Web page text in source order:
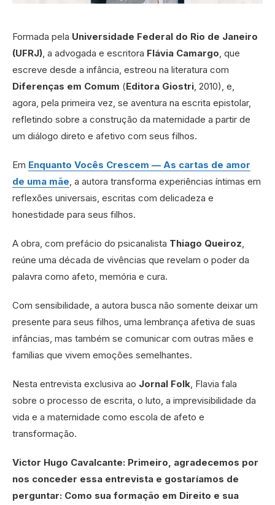
Formada pela Universidade Federal do Rio de Janeiro
(UFRJ) , a advogada e escritora Flávia Camargo , que
escreve desde a infância, estreou na literatura com
Diferenças em Comum (Editora Giostri , 2010), e,
agora, pela primeira vez, se aventura na escrita epistolar,
refletindo sobre a construção da maternidade a partir de
um diálogo direto e afetivo com seus filhos.
Em Enquanto Vocês Crescem — As cartas de amor
de uma mãe , a autora transforma experiências íntimas em
reflexões universais, escritas com delicadeza e
honestidade para seus filhos.
A obra, com prefácio do psicanalista Thiago Queiroz
reúne uma década de vivências que revelam o poder da
palavra como afeto, memória e cura.
Com sensibilidade, a autora busca não somente deixar um
presente para seus filhos, uma lembrança afetiva de suas
infâncias, mas também se comunicar com outras mães e
famílias que vivem emoções semelhantes.
Nesta entrevista exclusiva ao Jornal Folk , Flavia fala
sobre o processo de escrita, o luto, a imprevisibilidade da
vida e a maternidade como escola de afeto e
transformação.
Victor Hugo Cavalcante: Primeiro, agradecemos por
nos conceder essa entrevista e gostaríamos de
perguntar: Como sua formação em Direito e sua